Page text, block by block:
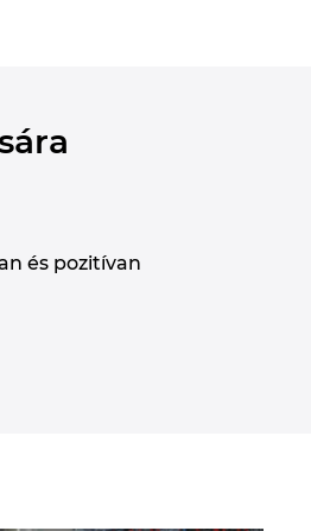
és pozitívan